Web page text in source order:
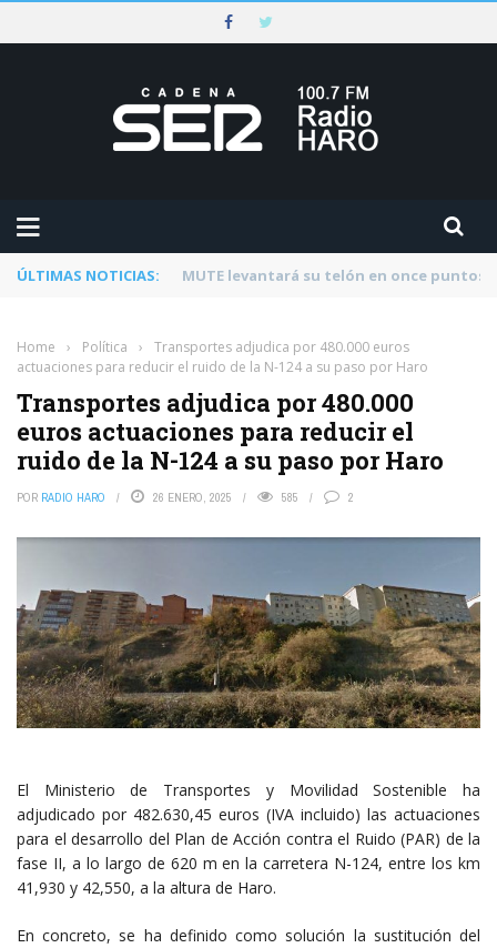
ÚLTIMAS NOTICIAS: Rescatado un ciclista accidentado en un
Home › Política ›
Transportes adjudica por 480.000 euros
actuaciones para reducir el ruido de la N-124 a su paso por Haro
Transportes adjudica por 480.000
euros actuaciones para reducir el
ruido de la N-124 a su paso por Haro
POR RADIO HARO 26 ENERO, 2025 585 2
El Ministerio de Transportes y Movilidad Sostenible ha
adjudicado por 482.630,45 euros (IVA incluido) las actuaciones
para el desarrollo del Plan de Acción contra el Ruido (PAR) de la
fase II, a lo largo de 620 m en la carretera N-124, entre los km
41,930 y 42,550, a la altura de Haro.
En concreto, se ha definido como solución la sustitución del